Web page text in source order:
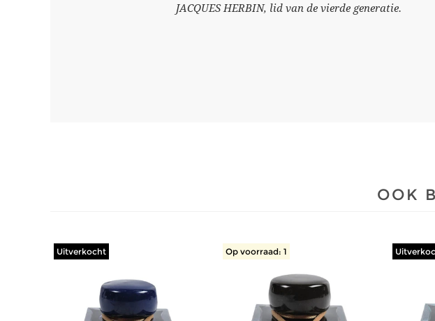
JACQUES HERBIN, lid van de vierde generatie.
OOK
Uitverkocht Op voorraad: 1